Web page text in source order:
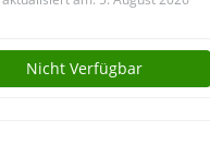
|
Schubladen
mit
Nicht Verfügbar